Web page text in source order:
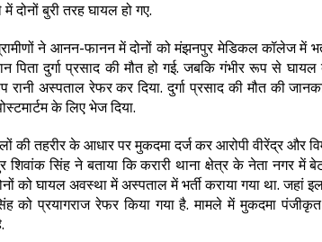
दोनों बुरी तरह घायल हो गए.
ने आनन-फानन में दोनों को मंझनपुर मेडिकल कॉलेज में
पिता दुर्गा प्रसाद की मौत हो गई. जबकि गंभीर रूप से घायल
रानी अस्पताल रेफर कर दिया. दुर्गा प्रसाद की मौत की
के लिए भेज दिया.
की तहरीर के आधार पर मुकदमा दर्ज कर आरोपी वीरेंद्र और
शिवांक सिंह ने बताया कि करारी थाना क्षेत्र के नेता नगर में
को घायल अवस्था में अस्पताल में भर्ती कराया गया था. जहां
को प्रयागराज रेफर किया गया है. मामले में मुकदमा